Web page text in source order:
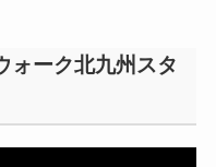
ォーク北九州スタ